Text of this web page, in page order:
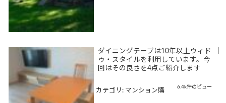
ダイニングテーブは10年以上ウィド
ゥ・スタイルを利用しています。今
回はその良さを4点ご紹介します
6.4k件のビュー
カテゴリ: マンション購